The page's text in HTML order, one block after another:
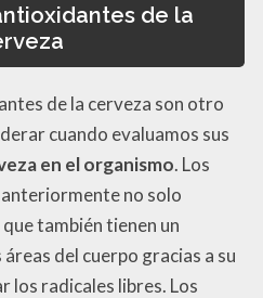
de la
de la cerveza son otro
cuando evaluamos sus
en el organismo. Los
no solo
también tienen un
del cuerpo gracias a su
los radicales libres. Los